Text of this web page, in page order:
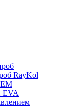
RayKol
EVA